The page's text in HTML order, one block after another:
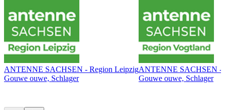
ANTENNE SACHSEN - Region Leipzig
Gouwe ouwe, Schlager
ANTENNE SACHSEN -
Gouwe ouwe, Schlager